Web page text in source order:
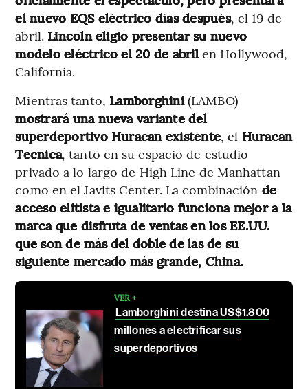
el nuevo EQS eléctrico días después, el 19 de
abril. Lincoln eligió presentar su nuevo
modelo eléctrico el 20 de abrilen Hollywood,
California.
Mientras tanto, Lamborghini(LAMBO)
mostrará una nueva variante del
superdeportivo Huracan existente, el Huracan
Tecnica, tanto en su espacio de estudio
privado a lo largo de High Line de Manhattan
como en el Javits Center. La combinación de
acceso elitista e igualitario funciona mejor a la
marca que disfruta de ventas en los EE.UU.
que son de más del doble de las de su
siguiente mercado más grande, China.
VER +
Lamborghini destina US$1.800
millones a electrificar sus
superdeportivos